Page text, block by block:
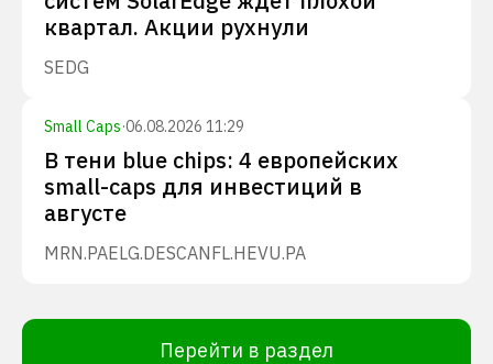
квартал. Акции рухнули
SEDG
Small Caps·06.08.2026 11:29
В тени blue chips: 4 европейских
small-caps для инвестиций в
августе
MRN.PAELG.DESCANFL.HEVU.PA
Перейти в раздел